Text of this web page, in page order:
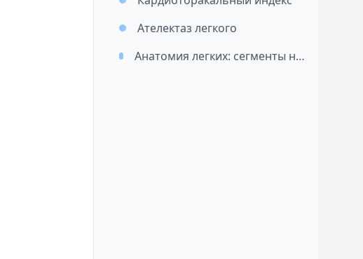
Ателектаз легкого
Анатомия легких: сегменты на рентгенограмме и КТ